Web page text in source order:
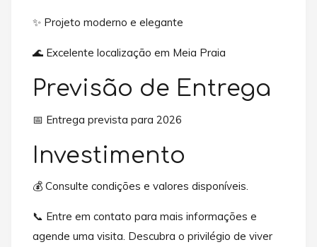
✨ Projeto moderno e elegante
🌊 Excelente localização em Meia Praia
Previsão de Entrega
📅 Entrega prevista para 2026
Investimento
💰 Consulte condições e valores disponíveis.
📞 Entre em contato para mais informações e
agende uma visita. Descubra o privilégio de viver